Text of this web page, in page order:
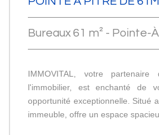
Bureaux 61 m² - Pointe-
IMMOVITAL, votre
l'immobilier, est enchanté de
opportunité exceptionnelle. Situé
immeuble, offre un espace